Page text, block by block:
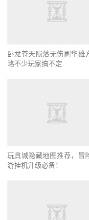
卧龙苍天陨落无伤刷华雄
略不少玩家搞不定
玩具城隐藏地图推荐，冒
游挂机升级必备！